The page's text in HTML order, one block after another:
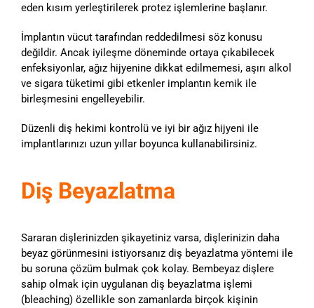
eden kısım yerleştirilerek protez işlemlerine başlanır.
İmplantın vücut tarafından reddedilmesi söz konusu
değildir. Ancak iyileşme döneminde ortaya çıkabilecek
enfeksiyonlar, ağız hijyenine dikkat edilmemesi, aşırı alkol
ve sigara tüketimi gibi etkenler implantın kemik ile
birleşmesini engelleyebilir.
Düzenli diş hekimi kontrolü ve iyi bir ağız hijyeni ile
implantlarınızı uzun yıllar boyunca kullanabilirsiniz.
Diş Beyazlatma
Sararan dişlerinizden şikayetiniz varsa, dişlerinizin daha
beyaz görünmesini istiyorsanız diş beyazlatma yöntemi ile
bu soruna çözüm bulmak çok kolay. Bembeyaz dişlere
sahip olmak için uygulanan diş beyazlatma işlemi
(bleaching) özellikle son zamanlarda birçok kişinin